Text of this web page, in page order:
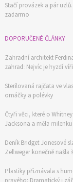
Stačí provázek a pár
zadarmo
DOPORUČENÉ ČLÁNKY
Zahradní architekt
zahrad: Nejvíc je hyzdí
Sterilovaná rajčata ve
omáčky a polévky
Čtyři věci, které o
Jacksona a měla milenku
Deník Bridget Jonesové
Zellweger konečně našla
Plastiky přiznávala s
pravého: Dramatický i